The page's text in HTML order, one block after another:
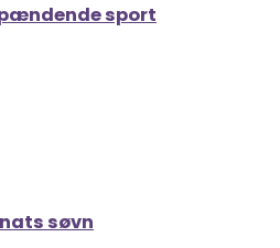
sport
søvn